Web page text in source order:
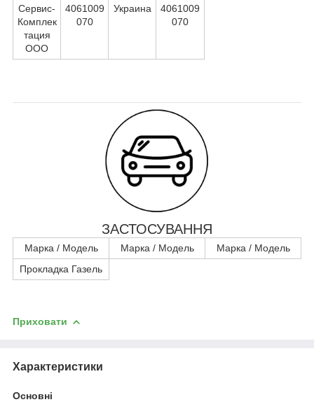
Сервис-
Комплек
тация
ООО
4061009
070
Украина
4061009
070
ЗАСТОСУВАННЯ
Марка / Модель Марка / Модель
Марка / Модель
Прокладка Газель
Приховати
Характеристики
Основні